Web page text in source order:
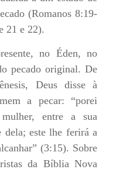
(Romanos 8:19-
21 e 22).
no Éden, no
pecado original. De
Deus disse à
a pecar: “porei
entre a sua
dela; este lhe ferirá a
(3:15). Sobre
da Bíblia Nova